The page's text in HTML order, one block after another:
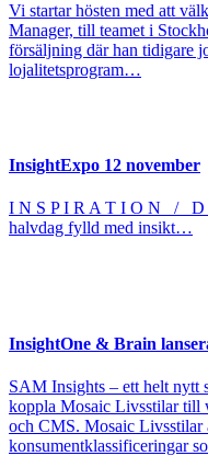
Vi startar hösten med att
Manager, till teamet i
försäljning där han tidigare
lojalitetsprogram…
InsightExpo 12 november
I N S P I R A T I O N /
halvdag fylld med insikt…
InsightOne & Brain
SAM Insights – ett helt nytt
koppla Mosaic Livsstilar till
och CMS. Mosaic Livsstilar
konsumentklassificeringar